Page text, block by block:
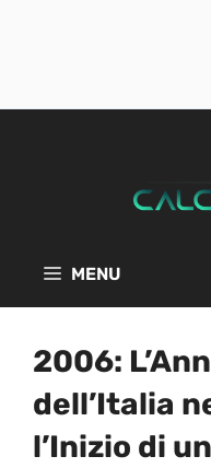
MENU
2006:
dell’Italia
l’Inizio di